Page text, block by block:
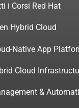
i Corsi Red Hat
Hybrid Cloud
Native App
Cloud
&